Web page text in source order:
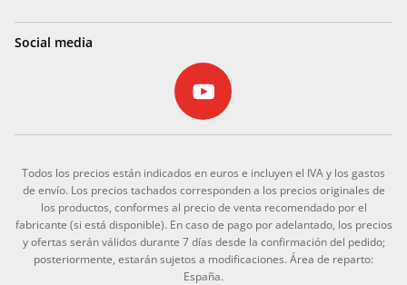
Social media
Todos los precios están indicados en euros e incluyen el IVA y los gastos
de envío. Los precios tachados corresponden a los precios originales de
los productos, conformes al precio de venta recomendado por el
fabricante (si está disponible). En caso de pago por adelantado, los precios
y ofertas serán válidos durante 7 días desde la confirmación del pedido;
posteriormente, estarán sujetos a modificaciones. Área de reparto:
España.